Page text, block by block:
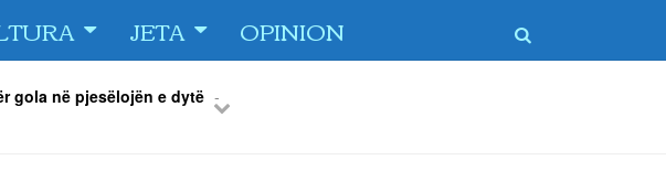
JETA OPINION
gola në pjesëlojën e dytë
PreviousNext